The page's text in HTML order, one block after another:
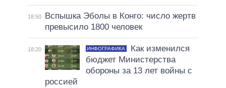
18:50
Вспышка Эболы в Конго: число жертв
превысило 1800 человек
18:20 ИНФОГРАФИКА
Как изменился
бюджет Министерства
обороны за 13 лет войны с
россией